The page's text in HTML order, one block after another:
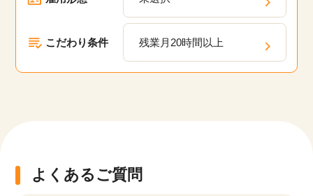
こだわり条件 残業月20時間以上
よくあるご質問